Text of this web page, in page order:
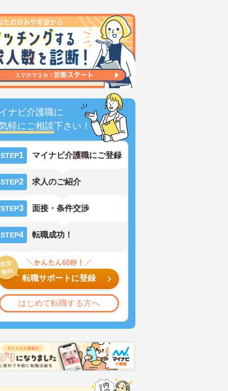
ナビ介護職に
軽にご相談下さい！
STEP1 マイナビ介護職にご登録
STEP2 求人のご紹介
STEP3 面接・条件交渉
STEP4 転職成功！
転職サポートに登録
はじめて転職する方へ